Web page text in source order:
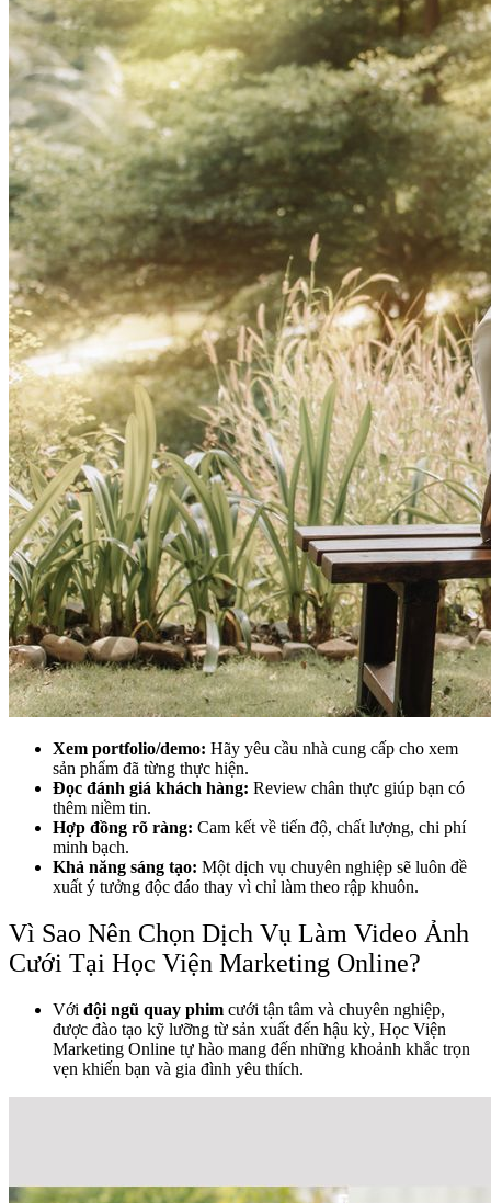
Xem portfolio/demo: Hãy yêu cầu nhà cung cấp cho xem
sản phẩm đã từng thực hiện.
Đọc đánh giá khách hàng: Review chân thực giúp bạn có
thêm niềm tin.
Hợp đồng rõ ràng: Cam kết về tiến độ, chất lượng, chi phí
minh bạch.
Khả năng sáng tạo: Một dịch vụ chuyên nghiệp sẽ luôn đề
xuất ý tưởng độc đáo thay vì chỉ làm theo rập khuôn.
Vì Sao Nên Chọn Dịch Vụ Làm Video Ảnh
Cưới Tại Học Viện Marketing Online?
Với đội ngũ quay phim cưới tận tâm và chuyên nghiệp,
được đào tạo kỹ lưỡng từ sản xuất đến hậu kỳ, Học Viện
Marketing Online tự hào mang đến những khoảnh khắc trọn
vẹn khiến bạn và gia đình yêu thích.